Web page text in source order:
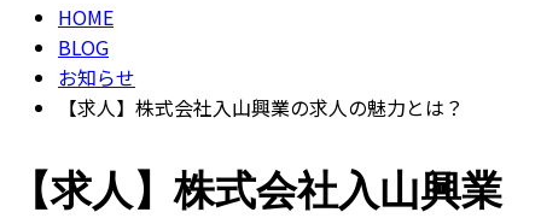
HOME
BLOG
お知らせ
【求人】株式会社入山興業の求人の魅力とは？
【求人】株式会社入山興業